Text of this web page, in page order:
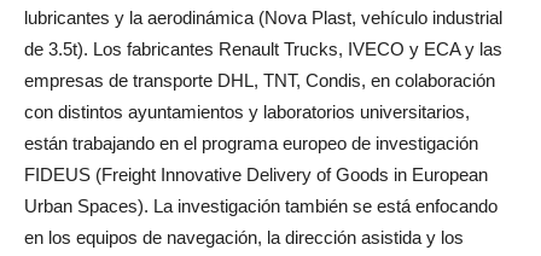
lubricantes y la aerodinámica (Nova Plast, vehículo industrial
de 3.5t). Los fabricantes Renault Trucks, IVECO y ECA y las
empresas de transporte DHL, TNT, Condis, en colaboración
con distintos ayuntamientos y laboratorios universitarios,
están trabajando en el programa europeo de investigación
FIDEUS (Freight Innovative Delivery of Goods in European
Urban Spaces). La investigación también se está enfocando
en los equipos de navegación, la dirección asistida y los